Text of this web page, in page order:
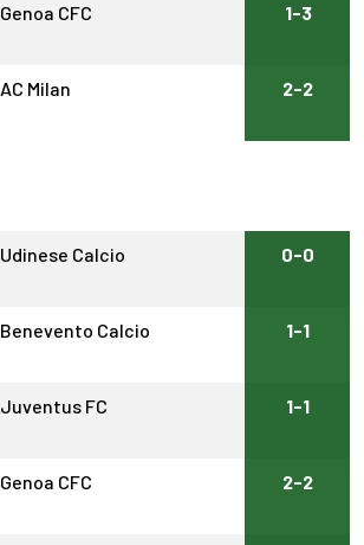
Genoa CFC 1-3
AC Milan 2-2
Udinese Calcio 0-0
Benevento Calcio 1-1
Juventus FC 1-1
Genoa CFC 2-2